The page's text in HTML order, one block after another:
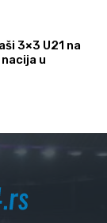
3×3 U21 na
u